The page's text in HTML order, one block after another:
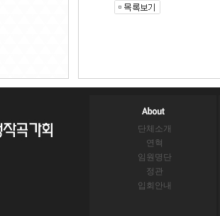
단체소개
연혁
임원명단
정관
입회안내